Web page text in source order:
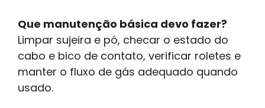
Que manutenção básica devo fazer?
Limpar sujeira e pó, checar o estado do
cabo e bico de contato, verificar roletes e
manter o fluxo de gás adequado quando
usado.